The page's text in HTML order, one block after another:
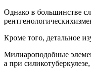
Однако в большинстве
Кроме того, детальное
Милиароподобные
а при